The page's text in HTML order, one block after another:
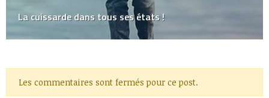
La cuissarde dans tous ses états !
Les commentaires sont fermés pour ce post.